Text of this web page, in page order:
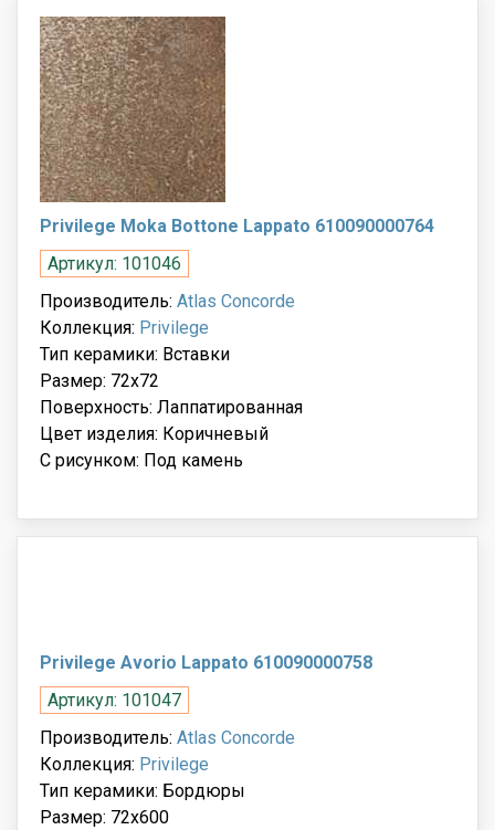
Privilege Moka Bottone Lappato 610090000764
Артикул: 101046
Производитель: Atlas Concorde
Коллекция: Privilege
Тип керамики: Вставки
Размер: 72x72
Поверхность: Лаппатированная
Цвет изделия: Коричневый
С рисунком: Под камень
Privilege Avorio Lappato 610090000758
Артикул: 101047
Производитель: Atlas Concorde
Коллекция: Privilege
Тип керамики: Бордюры
Размер: 72x600